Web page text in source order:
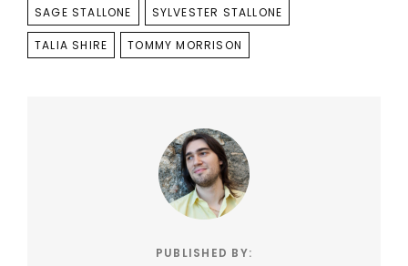
SAGE STALLONE SYLVESTER STALLONE
TALIA SHIRE TOMMY MORRISON
PUBLISHED BY: